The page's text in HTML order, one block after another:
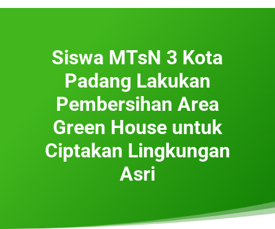
Siswa MTsN 3 Kota
Padang Lakukan
Pembersihan Area
Green House untuk
Ciptakan Lingkungan
Asri